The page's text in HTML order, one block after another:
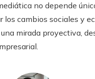
no depende
cambios sociales y
mirada proyectiva,